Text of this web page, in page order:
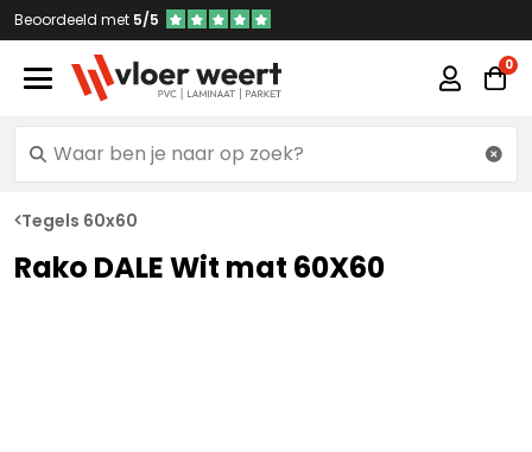
Beoordeeld met 5/5
Tegels 60x60
Rako DALE Wit mat 60X60